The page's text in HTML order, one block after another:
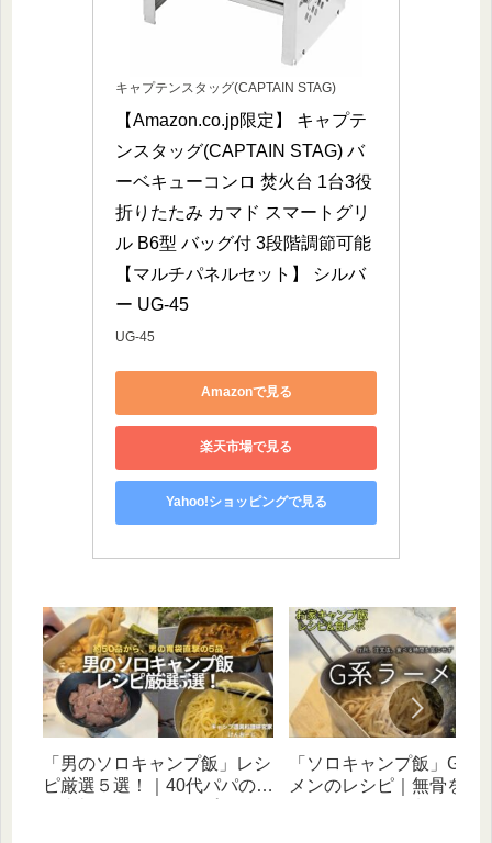
キャプテンスタッグ(CAPTAIN STAG)
【Amazon.co.jp限定】 キャプテ
ンスタッグ(CAPTAIN STAG) バ
ーベキューコンロ 焚火台 1台3役
折りたたみ カマド スマートグリ
ル B6型 バッグ付 3段階調節可能
【マルチパネルセット】 シルバ
ー UG-45
UG-45
Amazonで見る
楽天市場で見る
Yahoo!ショッピングで見る
「男のソロキャンプ飯」レシ
ピ厳選５選！｜40代パパの胃
「ソロキャンプ飯」G系
メンのレシピ｜無骨を目